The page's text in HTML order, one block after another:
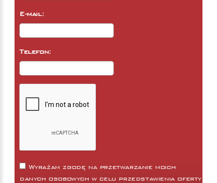
E-mail:
Telefon:
Wyrażam zgodę na przetwarzanie moich
danych osobowych w celu przedstawienia oferty